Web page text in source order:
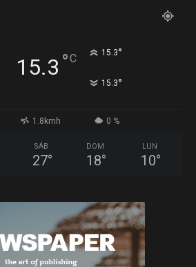
15.3 °C 15.3°
15.3°
1.8kmh 0 %
SÁB
27°
DOM
18°
LUN
10°